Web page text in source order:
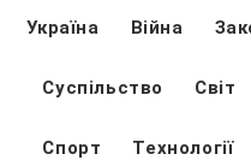
Україна Війна
Суспільство Світ
Спорт Технології